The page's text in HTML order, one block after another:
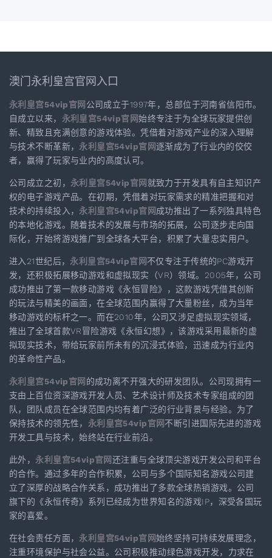
澳门永利皇宫官网入口
永利皇宫54vip官网 公司成立于1997年，总部位于河南省信阳市。
自成立以来， 永利皇宫54vip官网始终专注于为全球玩家提供创
新、精致且充满创意的游戏体验。凭借着对游戏产业的深入理解
与技术不断革新， 永利皇宫54vip官网逐渐成为了行业内的佼佼
者，赢得了玩家与业内的高度认可。
公司成立之初， 永利皇宫54vip官网就致力于开发具有自主知识产
权的电子游戏产品。在初期，凭借着对玩家需求的精准把握和对
技术的持续投入， 永利皇宫54vip官网成功推出了一系列独具特色
的本地化游戏。随着技术的发展与市场的拓展，公司逐步走向国
际化，开始将游戏推广到全球各大平台，积累了大量忠实用户。
进入21世纪后， 永利皇宫54vip官网不仅专注于传统的PC游戏开
发，还积极拓展移动游戏和虚拟现实（VR）领域。2005年，公司
成功推出了第一款移动游戏《永恒冒险》，这款游戏凭借其创新
的玩法与精美的画面，在全球范围内赢得了大量粉丝，成为当年
移动游戏的标杆之一。而在2010年，公司又涉足虚拟现实领域，
推出了全球首款VR冒险游戏《永恒幻想》，该游戏采用最新的虚
拟现实技术，带给玩家前所未有的沉浸式体验，迅速成为行业内
的革命性产品。
永利皇宫54vip官网 的成功离不开强大的研发团队。公司现拥有一
支由上百位资深游戏开发人员、艺术设计师及技术专家组成的团
队，团队成员在全球范围内均有着广泛的行业背景与经验。为了
保持技术的领先性， 永利皇宫54vip官网不断引进国际先进的游戏
开发工具与技术，始终站在行业前沿。
此外， 永利皇宫54vip官网还注重与全球顶尖游戏开发公司和平台
的合作。通过多年的合作积累，公司与多个国际知名游戏公司建
立了深厚的战略合作关系，成功推出了多款全球热销游戏。公司
旗下的《永恒传奇》系列已经成为世界知名的游戏IP，深受各国玩
家的喜爱。
在社会责任方面， 永利皇宫54vip官网始终坚持可持续发展理念，
注重环境保护与社会公益。公司积极推动绿色游戏开发，力求在